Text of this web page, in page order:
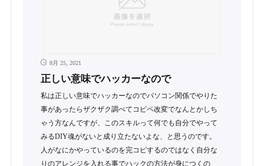
8月 25, 2021
正しい意味でハッカーなので
私は正しい意味でハッカーなのでパソコン関係でやりた
事があったらザクザク調べてコピペ改変でなんとかしち
ゃう方なんですが、このスキルって何でも自分でやって
みるDIY魂がないと成り立たないよな、と思うのです。
人がなにかやっているのを完コピするのではなく自分な
りのアレンジを入れる事でハックの方法が身につくの